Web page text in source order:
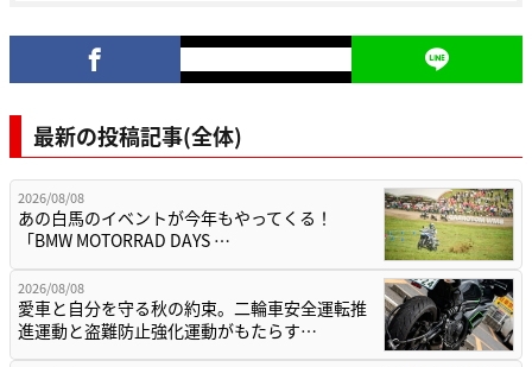
最新の投稿記事(全体)
2026/08/08
あの白馬のイベントが今年もやってくる！
「BMW MOTORRAD DAYS …
2026/08/08
愛車と自分を守る秋の約束。二輪車安全運転推
進運動と盗難防止強化運動がもたらす…